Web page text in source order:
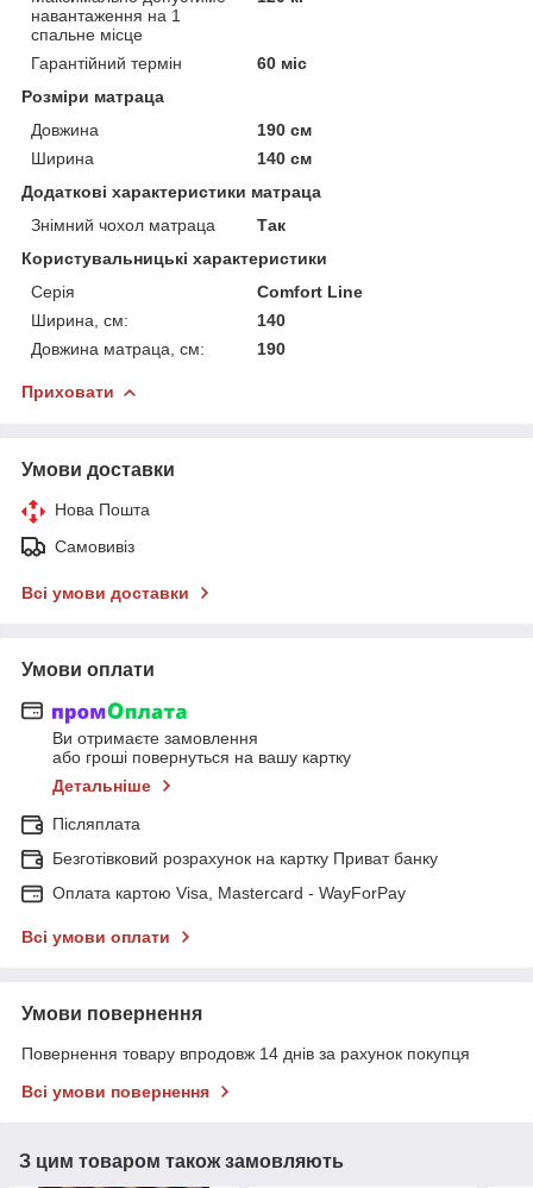
навантаження на 1
спальне місце
Гарантійний термін
60 міс
Розміри матраца
Довжина
190 см
Ширина
140 см
Додаткові характеристики матраца
Знімний чохол матраца
Так
Користувальницькі характеристики
Серія
Comfort Line
Ширина, см:
140
Довжина матраца, см:
190
Приховати
Умови доставки
Нова Пошта
Самовивіз
Всі умови доставки
Умови оплати
Ви отримаєте замовлення
або гроші повернуться на вашу картку
Детальніше
Післяплата
Безготівковий розрахунок на картку Приват банку
Оплата картою Visa, Mastercard - WayForPay
Всі умови оплати
Умови повернення
Повернення товару впродовж 14 днів за рахунок покупця
Всі умови повернення
З цим товаром також замовляють